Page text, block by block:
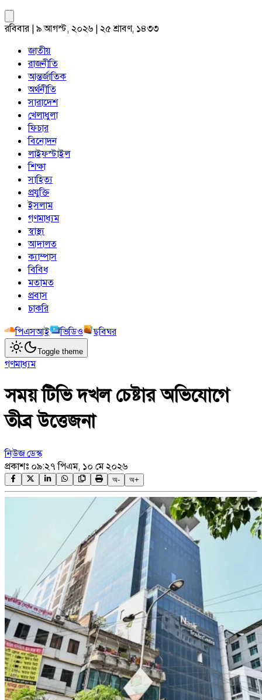
রবিবার | ৯ আগস্ট, ২০২৬ | ২৫ শ্রাবণ, ১৪৩৩
জাতীয়
রাজনীতি
আন্তর্জাতিক
অর্থনীতি
সারাদেশ
খেলাধুলা
ফিচার
বিনোদন
লাইফস্টাইল
শিক্ষা
সাহিত্য
প্রযুক্তি
ইসলাম
গণমাধ্যম
স্বাস্থ্য
আদালত
ক্যাম্পাস
বিবিধ
মতামত
প্রবাস
চাকরি
পিএসআই
ভিডিও ছবিঘর
Toggle theme
গণমাধ্যম
সময় টিভি দখল চেষ্টার অভিযোগে
তীব্র উত্তেজনা
নিউজ ডেস্ক
প্রকাশঃ ০৯:২৭ পিএম, ১০ মে ২০২৬
অ- অ+